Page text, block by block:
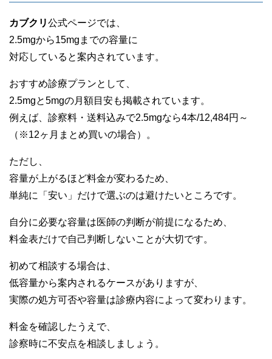
カブクリ公式ページでは、
2.5mgから15mgまでの容量に
対応していると案内されています。
おすすめ診療プランとして、
2.5mgと5mgの月額目安も掲載されています。
例えば、診察料・送料込みで2.5mgなら4本/12,484円～
（※12ヶ月まとめ買いの場合）。
ただし、
容量が上がるほど料金が変わるため、
単純に「安い」だけで選ぶのは避けたいところです。
自分に必要な容量は医師の判断が前提になるため、
料金表だけで自己判断しないことが大切です。
初めて相談する場合は、
低容量から案内されるケースがありますが、
実際の処方可否や容量は診療内容によって変わります。
料金を確認したうえで、
診察時に不安点を相談しましょう。